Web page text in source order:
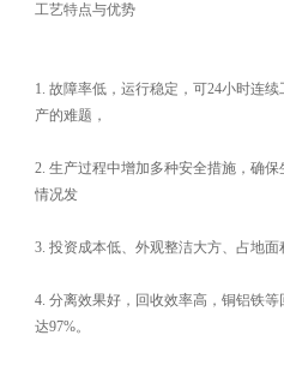
工艺特点与优势
1. 故障率低，运行稳定，可24小时连
产的难题，
2. 生产过程中增加多种安全措施，确
情况发
3. 投资成本低、外观整洁大方、占地面
4. 分离效果好，回收效率高，铜铝铁
达97%。